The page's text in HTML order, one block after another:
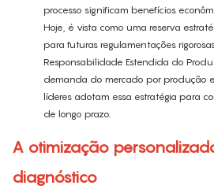
processo significam benefícios
Hoje, é vista como uma reserva
para futuras regulamentações
Responsabilidade Estendida do
demanda do mercado por produção
líderes adotam essa estratégia para
de longo prazo.
A otimização
diagnóstico